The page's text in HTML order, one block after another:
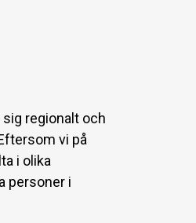
regionalt och
vi på
i olika
personer i